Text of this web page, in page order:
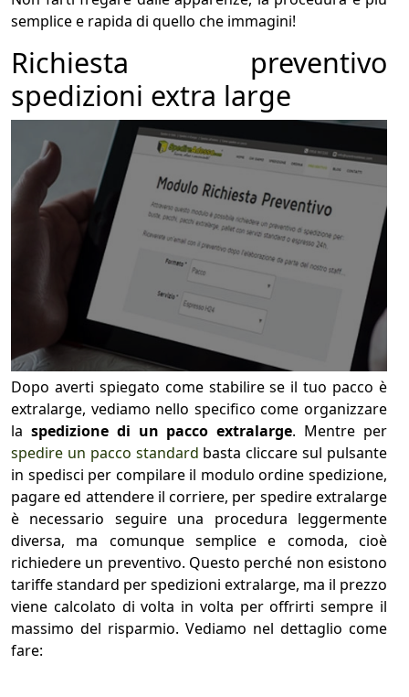
semplice e rapida di quello che immagini!
Richiesta preventivo
spedizioni extra large
Dopo averti spiegato come stabilire se il tuo pacco è
extralarge, vediamo nello specifico come organizzare
la spedizione di un pacco extralarge. Mentre per
spedire un pacco standard basta cliccare sul pulsante
in spedisci per compilare il modulo ordine spedizione,
pagare ed attendere il corriere, per spedire extralarge
è necessario seguire una procedura leggermente
diversa, ma comunque semplice e comoda, cioè
richiedere un preventivo. Questo perché non esistono
tariffe standard per spedizioni extralarge, ma il prezzo
viene calcolato di volta in volta per offrirti sempre il
massimo del risparmio. Vediamo nel dettaglio come
fare: